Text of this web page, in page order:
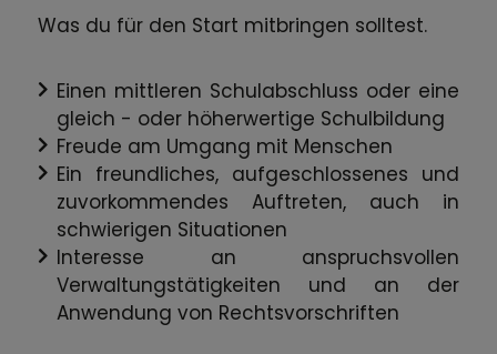
Was du für den Start mitbringen solltest.
Einen mittleren Schulabschluss oder eine
gleich - oder höherwertige Schulbildung
Freude am Umgang mit Menschen
Ein freundliches, aufgeschlossenes und
zuvorkommendes Auftreten, auch in
schwierigen Situationen
Interesse an anspruchsvollen
Verwaltungstätigkeiten und an der
Anwendung von Rechtsvorschriften